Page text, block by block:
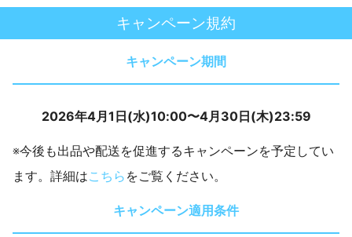
キャンペーン規約
キャンペーン期間
2026年4月1日(水)10:00〜4月30日(木)23:59
※今後も出品や配送を促進するキャンペーンを予定してい
ます。詳細はこちら をご覧ください。
キャンペーン適用条件